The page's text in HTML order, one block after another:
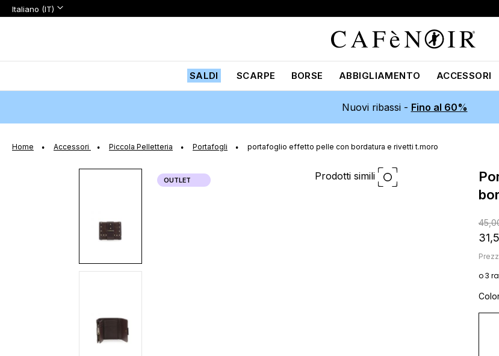
Lingua
Lingua:
Italiano (IT)
SALDI SCARPE BORSE ABBIGLIAMENTO ACCESSORI
Nuovi ribassi - Fino al 60%
Home Accessori Piccola Pelletteria Portafogli portafoglio effetto pelle con bordatura e rivetti t.moro
Prodotti simili
galleria
immagini
OUTLET
portafoglio effetto pelle con